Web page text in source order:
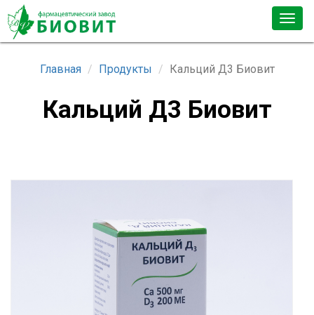
Главная Продукты Кальций Д3 Биовит
Кальций Д3 Биовит